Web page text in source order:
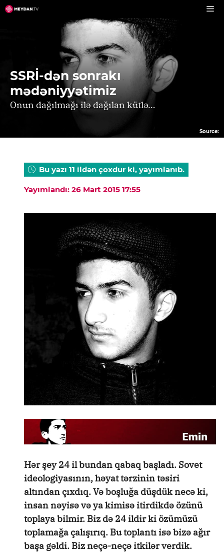
Skip
SSRİ-dən sonrakı
mədəniyyətimiz
Onun dağılmağı ilə dağılan kütlə…
Source:
Bu yazı 11 ildən çoxdur ki, yayımlanıb.
Yayımlandı: 26 Mart 2015 17:55
Hər şey 24 il bundan qabaq başladı. Sovet
ideologiyasının, həyat tərzinin təsiri
altından çıxdıq. Və boşluğa düşdük necə ki,
insan nəyisə və ya kimisə itirdikdə özünü
toplaya bilmir. Biz də 24 ildir ki özümüzü
toplamağa çalışırıq. Bu toplantı isə bizə ağır
başa gəldi. Biz neçə-neçə itkilər verdik.